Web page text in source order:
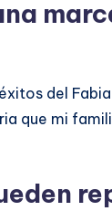
del
que mi